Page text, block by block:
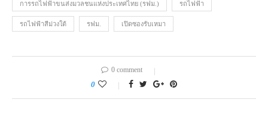
การรถไฟฟ้าขนส่งมวลชนแห่งประเทศไทย (รฟม.) รถไฟฟ้า
รถไฟฟ้าสีม่วงใต้ รฟม. เปิดซองรับเหมา
0 comment
0